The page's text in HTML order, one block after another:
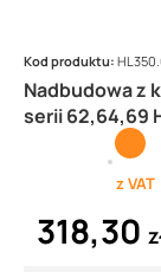
Nadbudowa z
serii 62,64,69
Kod produktu:
z VAT
318,30